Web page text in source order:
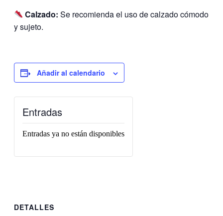
Calzado: Se recomienda el uso de calzado cómodo
y sujeto.
Añadir al calendario
DETALLES
Entradas
Entradas ya no están disponibles